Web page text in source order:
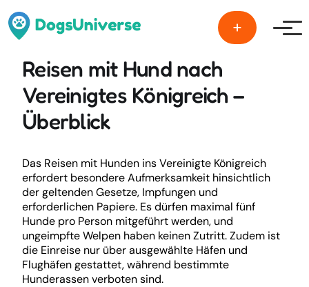
Reisen mit Hund nach
Vereinigtes Königreich –
Überblick
Das Reisen mit Hunden ins Vereinigte Königreich
erfordert besondere Aufmerksamkeit hinsichtlich
der geltenden Gesetze, Impfungen und
erforderlichen Papiere. Es dürfen maximal fünf
Hunde pro Person mitgeführt werden, und
ungeimpfte Welpen haben keinen Zutritt. Zudem ist
die Einreise nur über ausgewählte Häfen und
Flughäfen gestattet, während bestimmte
Hunderassen verboten sind.